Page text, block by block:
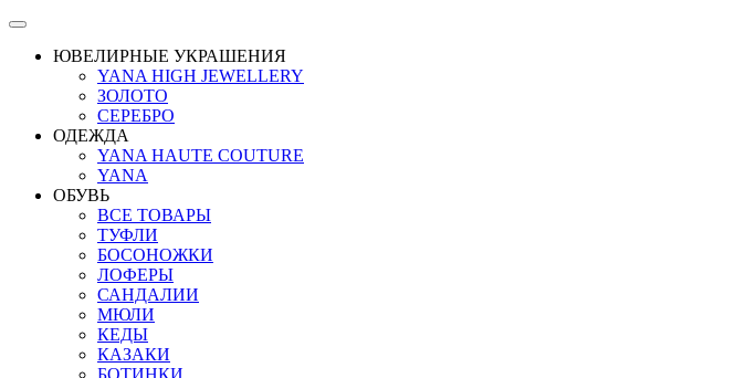
ЮВЕЛИРНЫЕ УКРАШЕНИЯ
YANA HIGH JEWELLERY
ЗОЛОТО
СЕРЕБРО
ОДЕЖДА
YANA HAUTE COUTURE
YANA
ОБУВЬ
ВСЕ ТОВАРЫ
ТУФЛИ
БОСОНОЖКИ
ЛОФЕРЫ
САНДАЛИИ
МЮЛИ
КЕДЫ
КАЗАКИ
БОТИНКИ